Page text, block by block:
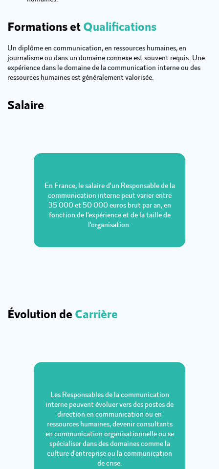
Formations et Qualifications
Un diplôme en communication, en ressources humaines, en
journalisme ou dans un domaine connexe est souvent requis. Une
expérience dans le domaine de la communication interne ou des
ressources humaines est généralement valorisée.
Salaire
En France, le salaire d'un Responsable de la
communication interne peut varier entre
35 000 et 50 000 euros brut par an, en
fonction de l'expérience et de la taille de
l'organisation.
Évolution de Carrière
Les Responsables de la communication
interne peuvent évoluer vers des postes de
direction en communication ou en
ressources humaines, devenir consultants
en communication organisationnelle ou se
spécialiser dans des domaines comme la
culture d'entreprise ou la communication
de crise.